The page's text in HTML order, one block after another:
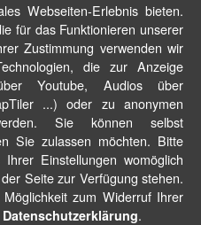
Webseiten-Erlebnis bieten.
für das Funktionieren unserer
Zustimmung verwenden wir
die zur Anzeige
Youtube, Audios über
...) oder zu anonymen
Sie können selbst
Sie zulassen möchten. Bitte
Einstellungen womöglich
Seite zur Verfügung stehen.
zum Widerruf Ihrer
Datenschutzerklärung.